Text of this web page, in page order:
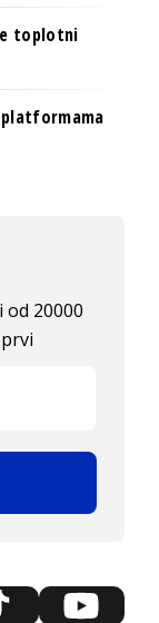
toplotni
20000